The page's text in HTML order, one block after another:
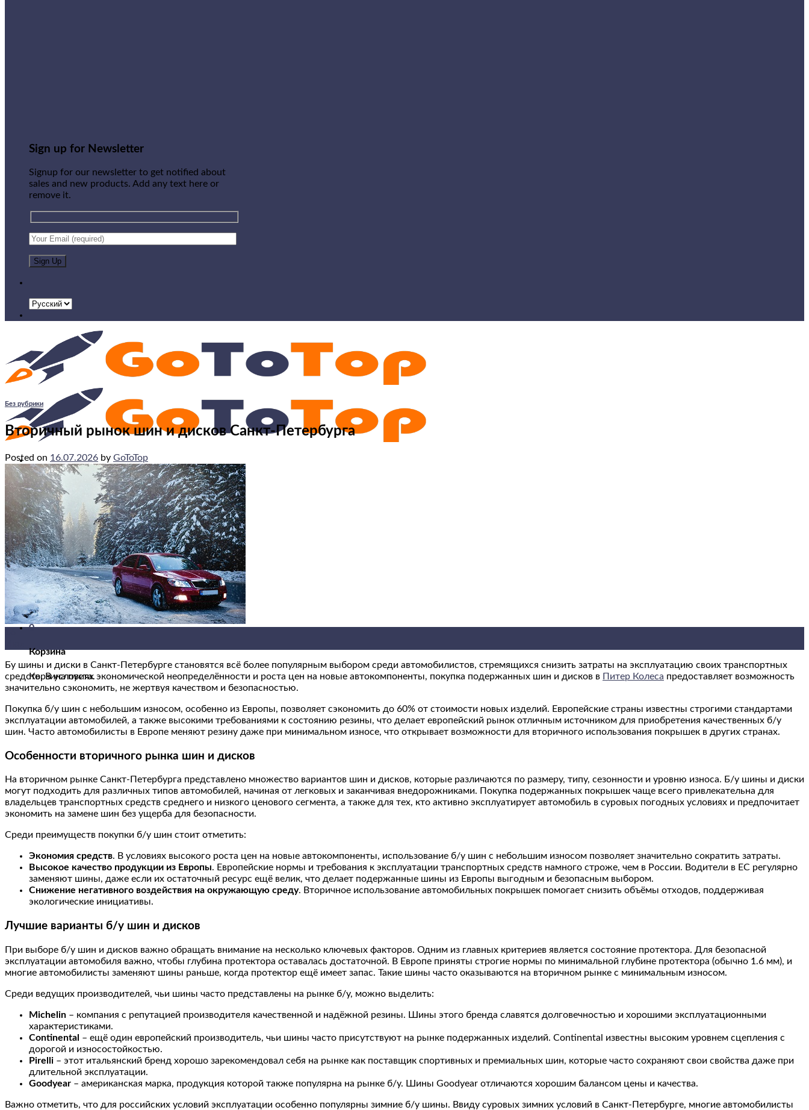
Sign up for Newsletter
Signup for our newsletter to get notified about
sales and new products. Add any text here or
remove it.
Искать:
Главная
Товары
База знаний
Контакты
Вход
Корзина /0₽ 0
Корзина пуста.
0
Корзина
Корзина пуста.
Без рубрики
Вторичный рынок шин и дисков Санкт-Петербурга
Posted on 16.07.2026 by GoToTop
Бу шины и диски в Санкт-Петербурге становятся всё более популярным выбором среди автомобилистов, стремящихся снизить затраты на эксплуатацию своих транспортных
средств. В условиях экономической неопределённости и роста цен на новые автокомпоненты, покупка подержанных шин и дисков в Питер Колеса предоставляет возможность
значительно сэкономить, не жертвуя качеством и безопасностью.
Покупка б/у шин с небольшим износом, особенно из Европы, позволяет сэкономить до 60% от стоимости новых изделий. Европейские страны известны строгими стандартами
эксплуатации автомобилей, а также высокими требованиями к состоянию резины, что делает европейский рынок отличным источником для приобретения качественных б/у
шин. Часто автомобилисты в Европе меняют резину даже при минимальном износе, что открывает возможности для вторичного использования покрышек в других странах.
Особенности вторичного рынка шин и дисков
На вторичном рынке Санкт-Петербурга представлено множество вариантов шин и дисков, которые различаются по размеру, типу, сезонности и уровню износа. Б/у шины и диски
могут подходить для различных типов автомобилей, начиная от легковых и заканчивая внедорожниками. Покупка подержанных покрышек чаще всего привлекательна для
владельцев транспортных средств среднего и низкого ценового сегмента, а также для тех, кто активно эксплуатирует автомобиль в суровых погодных условиях и предпочитает
экономить на замене шин без ущерба для безопасности.
Среди преимуществ покупки б/у шин стоит отметить:
Экономия средств. В условиях высокого роста цен на новые автокомпоненты, использование б/у шин с небольшим износом позволяет значительно сократить затраты.
Высокое качество продукции из Европы. Европейские нормы и требования к эксплуатации транспортных средств намного строже, чем в России. Водители в ЕС регулярно
заменяют шины, даже если их остаточный ресурс ещё велик, что делает подержанные шины из Европы выгодным и безопасным выбором.
Снижение негативного воздействия на окружающую среду. Вторичное использование автомобильных покрышек помогает снизить объёмы отходов, поддерживая
экологические инициативы.
Лучшие варианты б/у шин и дисков
При выборе б/у шин и дисков важно обращать внимание на несколько ключевых факторов. Одним из главных критериев является состояние протектора. Для безопасной
эксплуатации автомобиля важно, чтобы глубина протектора оставалась достаточной. В Европе приняты строгие нормы по минимальной глубине протектора (обычно 1.6 мм), и
многие автомобилисты заменяют шины раньше, когда протектор ещё имеет запас. Такие шины часто оказываются на вторичном рынке с минимальным износом.
Среди ведущих производителей, чьи шины часто представлены на рынке б/у, можно выделить:
Michelin – компания с репутацией производителя качественной и надёжной резины. Шины этого бренда славятся долговечностью и хорошими эксплуатационными
характеристиками.
Continental – ещё один европейский производитель, чьи шины часто присутствуют на рынке подержанных изделий. Continental известны высоким уровнем сцепления с
дорогой и износостойкостью.
Pirelli – этот итальянский бренд хорошо зарекомендовал себя на рынке как поставщик спортивных и премиальных шин, которые часто сохраняют свои свойства даже при
длительной эксплуатации.
Goodyear – американская марка, продукция которой также популярна на рынке б/у. Шины Goodyear отличаются хорошим балансом цены и качества.
Важно отметить, что для российских условий эксплуатации особенно популярны зимние б/у шины. Ввиду суровых зимних условий в Санкт-Петербурге, многие автомобилисты